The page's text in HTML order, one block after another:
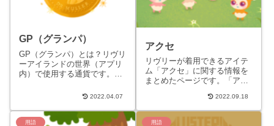
GP（グランパ）
GP（グランパ）とは？リヴリ
ーアイランドの世界（アプリ
内）で使用する通貨です。ラ
ＧＰと課金して得られる有償
使...
2022.04.07
アクセ
リヴリーが着用できるアイテ
ム「アクセ」に関する情報を
まとめたページです。「アク
は、リヴリーの帽子、顔や首
周りのアクセサリーなどの、
リヴリ...
2022.09.18
用語 用語